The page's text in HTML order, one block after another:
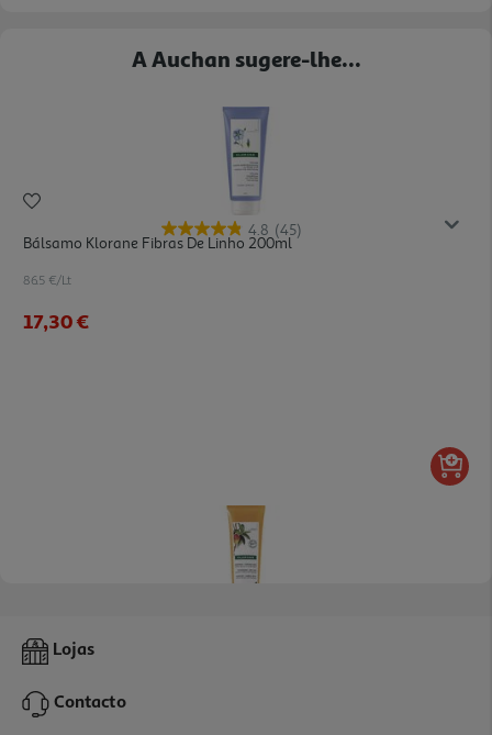
A Auchan sugere-lhe...
4.8 (45)
Bálsamo Klorane Fibras De Linho 200ml
86.5 €/Lt
17,30 €
Creme Klorane De Dia Manga 125ml
10,20 €
Lojas
Contacto